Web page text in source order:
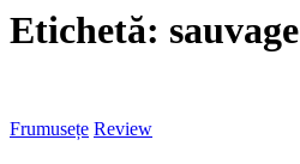
Etichetă: sauvage
Frumusețe Review